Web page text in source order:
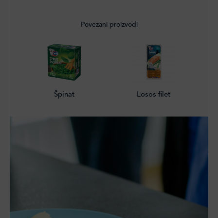
Povezani proizvodi
Špinat Losos filet